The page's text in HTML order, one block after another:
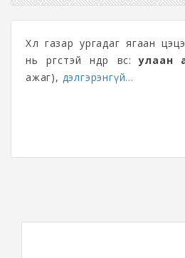
Хөл газар ургадаг ягаан
нь өргөстэй өндөр өвс:улаан
ажаг), дэлгэрэнгүй...